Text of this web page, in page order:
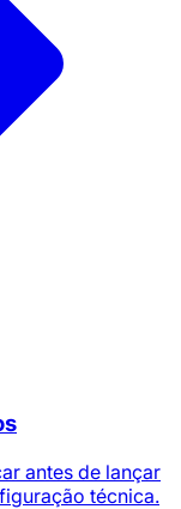
antes de lançar
técnica.